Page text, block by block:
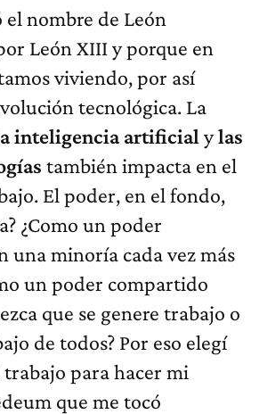
nombre de León
León XIII y porque en
viviendo, por así
tecnológica. La
inteligencia artificial ylas
también impacta en el
El poder, en el fondo,
¿Como un poder
una minoría cada vez más
un poder compartido
que se genere trabajo o
de todos? Por eso elegí
para hacer mi
que me tocó